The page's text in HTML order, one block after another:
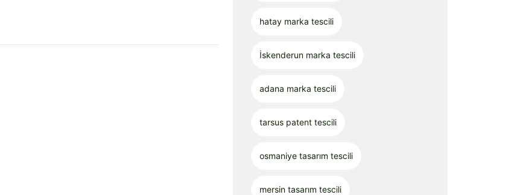
hatay marka tescili
İskenderun marka tescili
adana marka tescili
tarsus patent tescili
osmaniye tasarım tescili
mersin tasarım tescili